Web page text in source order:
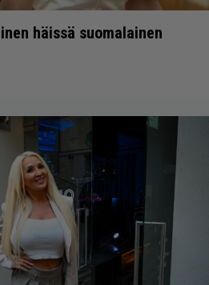
häissä suomalainen